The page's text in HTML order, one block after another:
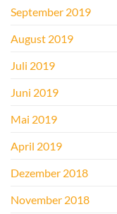
September 2019
August 2019
Juli 2019
Juni 2019
Mai 2019
April 2019
Dezember 2018
November 2018